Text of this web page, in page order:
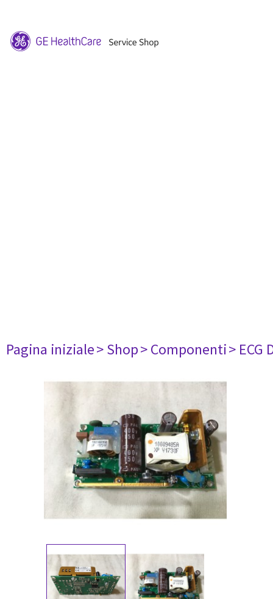
Pagina iniziale> Shop> Componenti> ECG